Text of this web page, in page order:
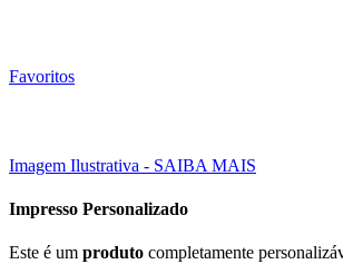
Favoritos
Imagem Ilustrativa - SAIBA MAIS
Impresso Personalizado
Este é um produto completamente